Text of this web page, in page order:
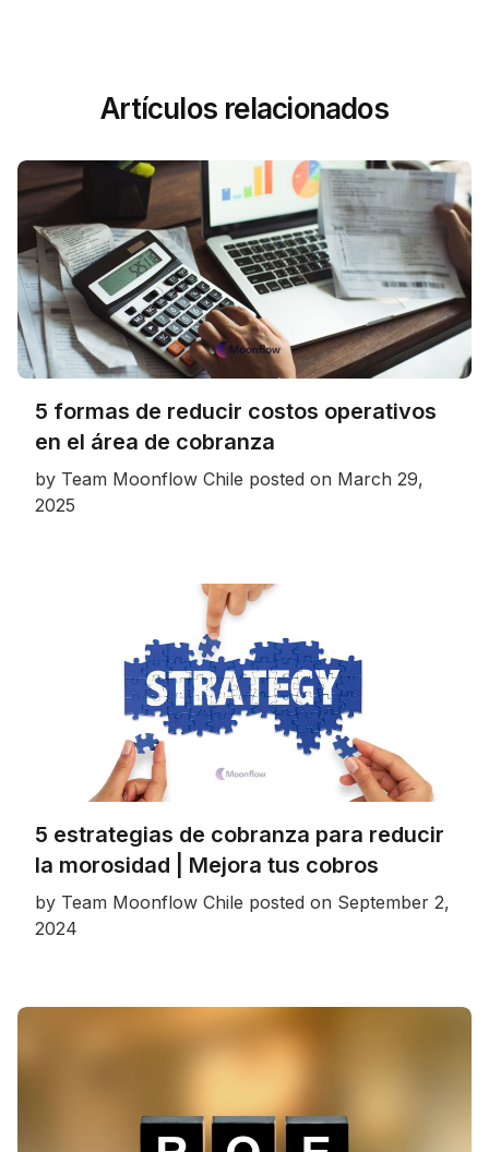
Artículos relacionados
5 formas de reducir costos operativos
en el área de cobranza
by Team Moonflow Chile posted on March 29,
2025
5 estrategias de cobranza para reducir
la morosidad | Mejora tus cobros
by Team Moonflow Chile posted on September 2,
2024